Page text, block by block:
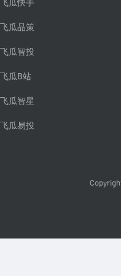
飞瓜快手
飞瓜品策
飞瓜智投
飞瓜B站
飞瓜智星
飞瓜易投